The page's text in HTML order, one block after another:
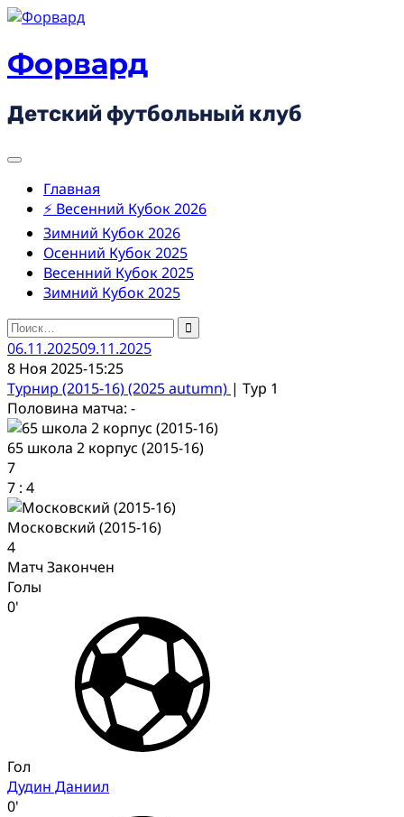
Skip
content
Форвард
Детский футбольный клуб
Главная
⚡ Весенний Кубок 2026
Зимний Кубок 2026
Осенний Кубок 2025
Весенний Кубок 2025
Зимний Кубок 2025
Найти:
06.11.202509.11.2025
8 Ноя 2025-15:25
Турнир (2015-16) (2025 autumn) | Тур 1
Половина матча: -
65 школа 2 корпус (2015-16)
7
7 : 4
Московский (2015-16)
4
Матч Закончен
Голы
0'
Гол
Дудин Даниил
0'